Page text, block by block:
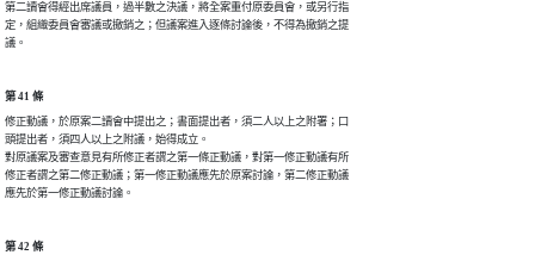
第二讀會得經出席議員，過半數之決議，將全案重付原委員會，或另行指
定，組織委員會審議或撤銷之；但議案進入逐條討論後，不得為撤銷之提
議。
第 41 條
修正動議，於原案二讀會中提出之；書面提出者，須二人以上之附署；口
頭提出者，須四人以上之附議，始得成立。
對原議案及審查意見有所修正者謂之第一條正動議，對第一修正動議有所
修正者謂之第二修正動議；第一修正動議應先於原案討論，第二修正動議
應先於第一修正動議討論。
第 42 條